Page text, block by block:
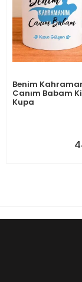
Benim
Canım Babam
Kupa